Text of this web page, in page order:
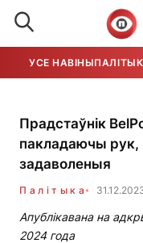
УСЕ НАВІНЫ
Прадстаўнік
пакладаючы рук,
задаволеныя
Палітыка
Апублікавана на
2024 года